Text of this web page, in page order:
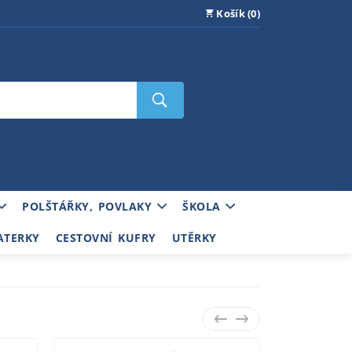
Košík (0)
POLŠTÁŘKY, POVLAKY ŠKOLA
CESTOVNÍ KUFRY UTĚRKY